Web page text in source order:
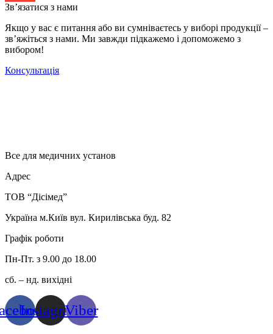
Зв’язатися з нами
Якщо у вас є питання або ви сумніваєтесь у виборі продукції –
зв’яжіться з нами. Ми завжди підкажемо і допоможемо з
вибором!
Консультація
Все для медичних установ
Адрес
ТОВ “Дісімед”
Україна м.Київ вул. Кирилівська буд. 82
Графік роботи
Пн-Пт. з 9.00 до 18.00
сб. – нд. вихідні
InstagramViber